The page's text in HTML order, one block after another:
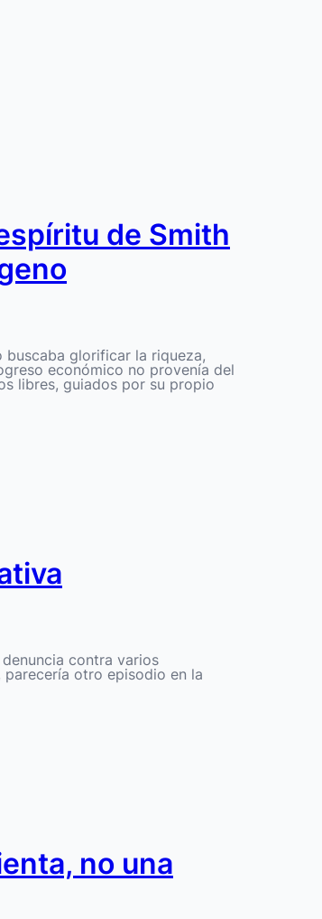
de Smith
buscaba glorificar la riqueza,
económico no provenía del
libres, guiados por su propio
contra varios
otro episodio en la
no una